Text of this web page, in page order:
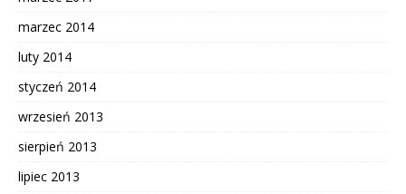
marzec 2014
luty 2014
styczeń 2014
wrzesień 2013
sierpień 2013
lipiec 2013